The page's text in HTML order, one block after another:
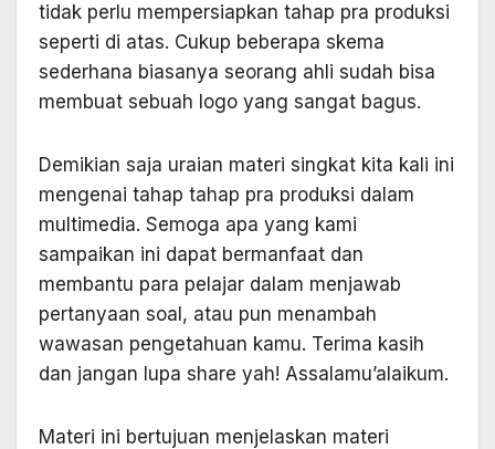
tidak perlu mempersiapkan tahap pra produksi
seperti di atas. Cukup beberapa skema
sederhana biasanya seorang ahli sudah bisa
membuat sebuah logo yang sangat bagus.
Demikian saja uraian materi singkat kita kali ini
mengenai tahap tahap pra produksi dalam
multimedia. Semoga apa yang kami
sampaikan ini dapat bermanfaat dan
membantu para pelajar dalam menjawab
pertanyaan soal, atau pun menambah
wawasan pengetahuan kamu. Terima kasih
dan jangan lupa share yah! Assalamu’alaikum.
Materi ini bertujuan menjelaskan materi